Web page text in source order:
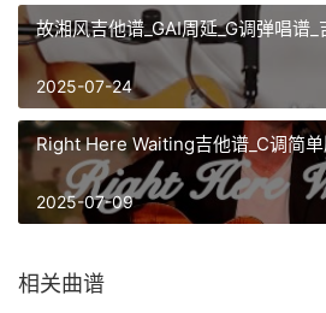
故湘风吉他谱_GAI周延_G调弹唱谱
2025-07-24
Right Here Waiting吉他谱_C调简
2025-07-09
相关曲谱